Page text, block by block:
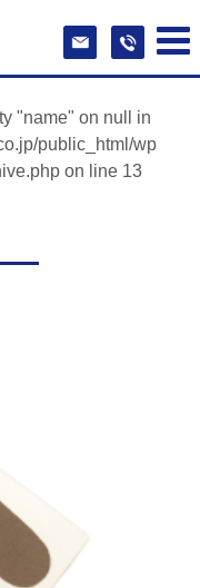
"name" on null in
public_html/wp
on line 13